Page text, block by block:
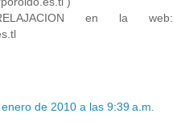
en la web:
de 2010 a las 9:39 a.m.